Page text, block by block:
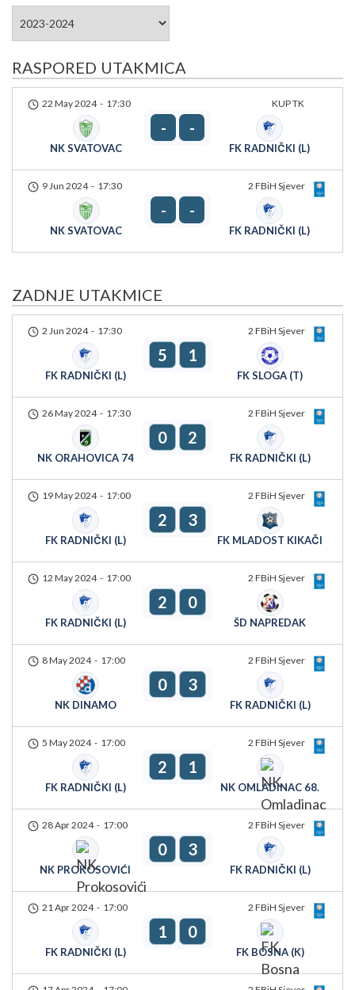
RASPORED UTAKMICA
KUP TK
22 May 2024 - 17:30
NK SVATOVAC
- -
FK RADNIČKI (L)
2 FBiH Sjever
9 Jun 2024 - 17:30
NK SVATOVAC
- -
FK RADNIČKI (L)
ZADNJE UTAKMICE
2 FBiH Sjever
2 Jun 2024 - 17:30
FK RADNIČKI (L)
5 1
FK SLOGA (T)
2 FBiH Sjever
26 May 2024 - 17:30
NK ORAHOVICA 74
0 2
FK RADNIČKI (L)
2 FBiH Sjever
19 May 2024 - 17:00
FK RADNIČKI (L)
2 3
FK MLADOST KIKAČI
2 FBiH Sjever
12 May 2024 - 17:00
FK RADNIČKI (L)
2 0
ŠD NAPREDAK
2 FBiH Sjever
8 May 2024 - 17:00
NK DINAMO
0 3
FK RADNIČKI (L)
2 FBiH Sjever
5 May 2024 - 17:00
FK RADNIČKI (L)
2 1
NK OMLADINAC 68.
2 FBiH Sjever
28 Apr 2024 - 17:00
NK PROKOSOVIĆI
0 3
FK RADNIČKI (L)
2 FBiH Sjever
21 Apr 2024 - 17:00
FK RADNIČKI (L)
1 0
FK BOSNA (K)